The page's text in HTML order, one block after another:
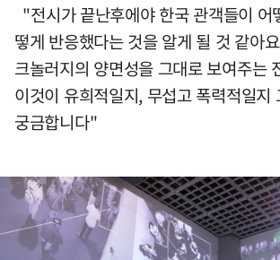
"전시가 끝난후에야 한국 관객들이 어
떻게 반응했다는 것을 알게 될 것 같아
크놀러지의 양면성을 그대로 보여주는
이것이 유희적일지, 무섭고 폭력적일지
궁금합니다"